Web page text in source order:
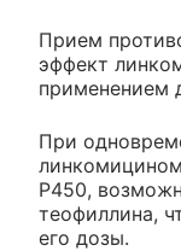
Прием
эффект
применением
При
Р450,
теофиллина,
его дозы.